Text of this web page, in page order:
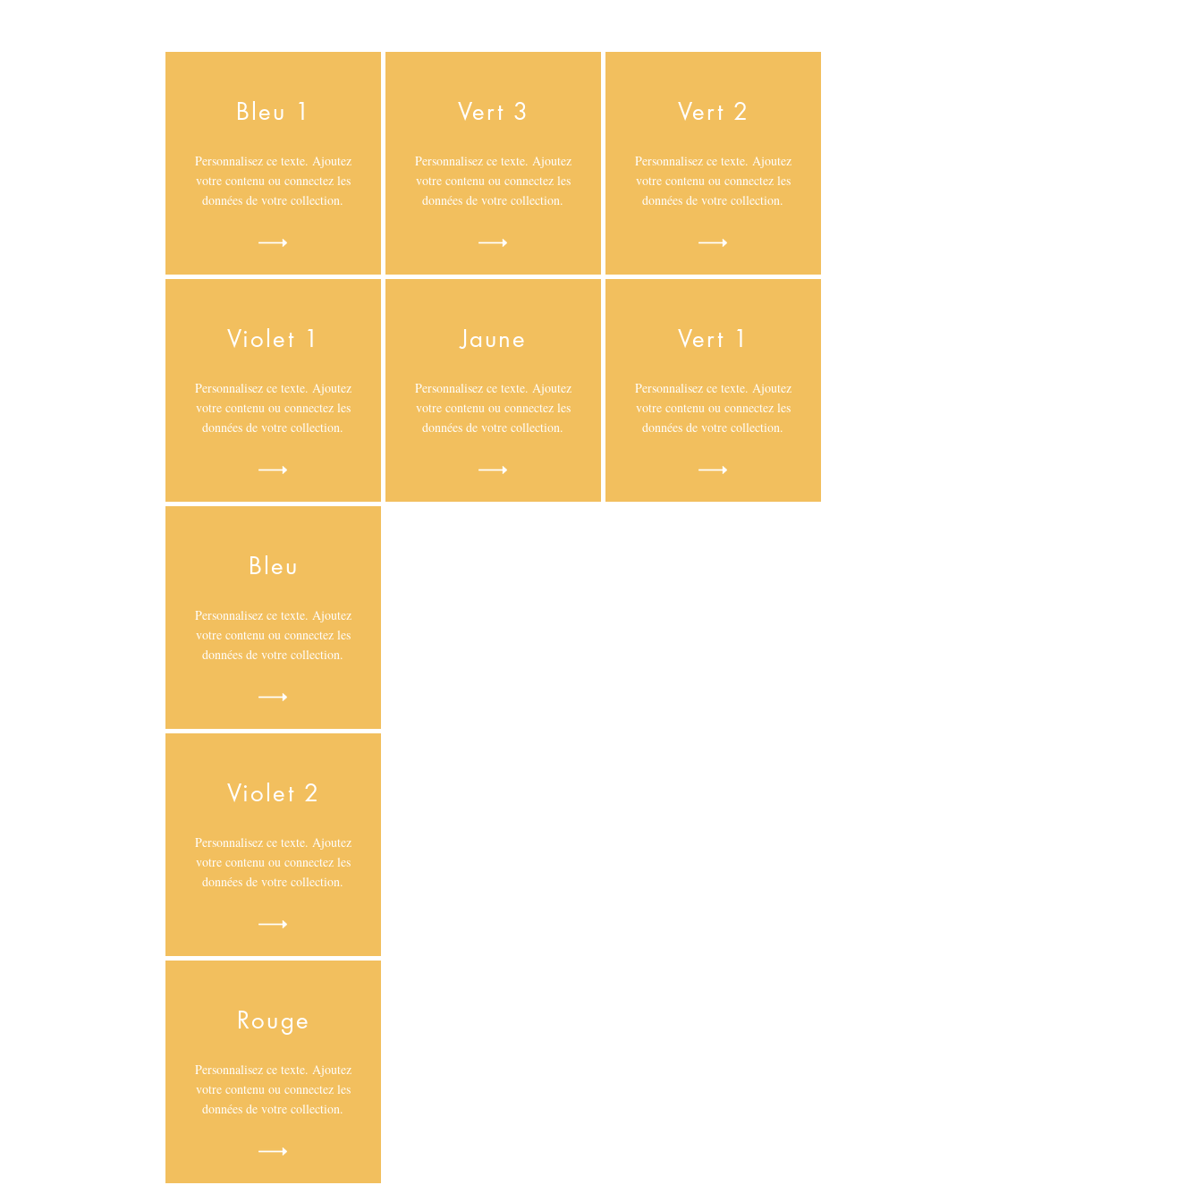
Bleu 1
Personnalisez ce texte. Ajoutez
votre contenu ou connectez les
données de votre collection.
Violet 1
Personnalisez ce texte. Ajoutez
votre contenu ou connectez les
données de votre collection.
Bleu
Personnalisez ce texte. Ajoutez
votre contenu ou connectez les
données de votre collection.
Vert 3
Personnalisez ce texte. Ajoutez
votre contenu ou connectez les
données de votre collection.
Jaune
Personnalisez ce texte. Ajoutez
votre contenu ou connectez les
données de votre collection.
Vert 2
Personnalisez ce texte. Ajoutez
votre contenu ou connectez les
données de votre collection.
Vert 1
Personnalisez ce texte. Ajoutez
votre contenu ou connectez les
données de votre collection.
Violet 2
Personnalisez ce texte. Ajoutez
votre contenu ou connectez les
données de votre collection.
Rouge
Personnalisez ce texte. Ajoutez
votre contenu ou connectez les
données de votre collection.